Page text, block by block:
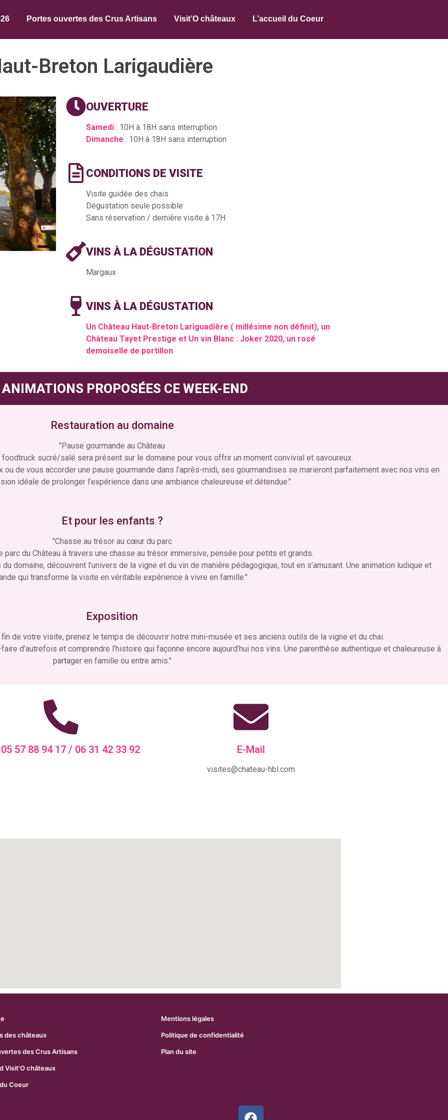
Portes ouvertes des Crus Artisans Visit’O châteaux L’accueil du Coeur
Breton Larigaudière
OUVERTURE
Samedi : 10H à 18H sans interruption
Dimanche : 10H à 18H sans interruption
CONDITIONS DE VISITE
Visite guidée des chais
Dégustation seule possible
Sans réservation / dernière visite à 17H
VINS À LA DÉGUSTATION
Margaux
VINS À LA DÉGUSTATION
Un Château Haut-Breton Lariguadière ( millésime non définit), un
Château Tayet Prestige et Un vin Blanc : Joker 2020, un rosé
demoiselle de portillon
PROPOSÉES CE WEEK-END
Restauration au domaine
"Pause gourmande au Château
sucré/salé sera présent sur le domaine pour vous offrir un moment convivial et savoureux.
de vous accorder une pause gourmande dans l’après-midi, ses gourmandises se marieront parfaitement avec nos vins en
idéale de prolonger l’expérience dans une ambiance chaleureuse et détendue."
Et pour les enfants ?
"Chasse au trésor au cœur du parc
parc du Château à travers une chasse au trésor immersive, pensée pour petits et grands.
domaine, découvrent l’univers de la vigne et du vin de manière pédagogique, tout en s’amusant. Une animation ludique et
qui transforme la visite en véritable expérience à vivre en famille."
Exposition
de votre visite, prenez le temps de découvrir notre mini-musée et ses anciens outils de la vigne et du chai.
d’autrefois et comprendre l’histoire qui façonne encore aujourd’hui nos vins. Une parenthèse authentique et chaleureuse à
partager en famille ou entre amis."
57 88 94 17 / 06 31 42 33 92 E-Mail
visites@chateau-hbl.com
des châteaux
des Crus Artisans
Visit'O châteaux
Coeur
Mentions légales
Politique de confidentialité
Plan du site